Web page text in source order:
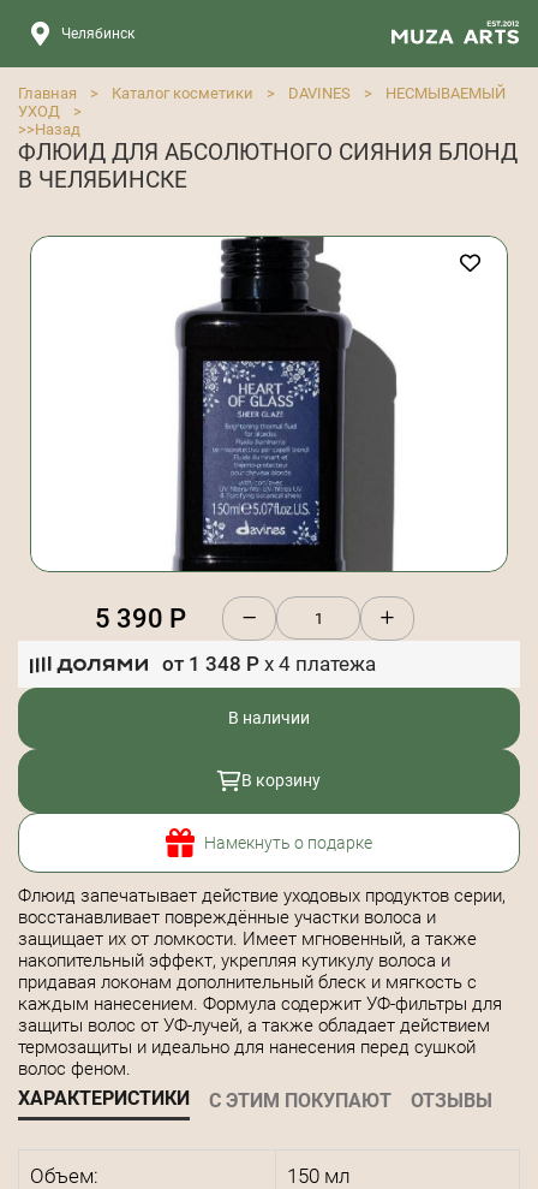
Челябинск
Главная > Каталог косметики > DAVINES >
НЕСМЫВАЕМЫЙ
УХОД
>
>>Назад
ФЛЮИД ДЛЯ АБСОЛЮТНОГО СИЯНИЯ БЛОНД
В ЧЕЛЯБИНСКЕ
5 390 Р
от 1 348 Р x 4 платежа
В наличии
В корзину
Намекнуть о подарке
Флюид запечатывает действие уходовых продуктов серии,
восстанавливает повреждённые участки волоса и
защищает их от ломкости. Имеет мгновенный, а также
накопительный эффект, укрепляя кутикулу волоса и
придавая локонам дополнительный блеск и мягкость с
каждым нанесением. Формула содержит УФ-фильтры для
защиты волос от УФ-лучей, а также обладает действием
термозащиты и идеально для нанесения перед сушкой
волос феном.
ХАРАКТЕРИСТИКИ С ЭТИМ ПОКУПАЮТ ОТЗЫВЫ
Объем: 150 мл